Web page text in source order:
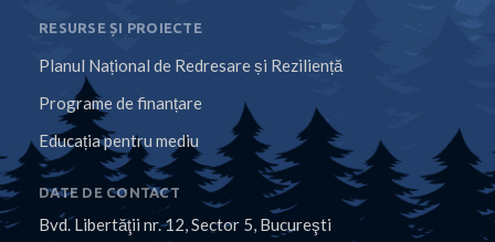
RESURSE ȘI PROIECTE
Planul Național de Redresare și Reziliență
Programe de finanțare
Educația pentru mediu
DATE DE CONTACT
Bvd. Libertăţii nr. 12, Sector 5, Bucureşti